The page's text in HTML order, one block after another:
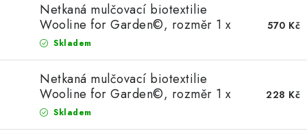
Doprava a platba
Moje objednávka
FAQ
Netkaná mulčovací biotextilie
Wooline for Garden©, rozměr 1 x
5 m, 250g/m2
Skladem
570 Kč
Netkaná mulčovací biotextilie
Wooline for Garden©, rozměr 1 x
2 m, 250g/m2
Skladem
228 Kč